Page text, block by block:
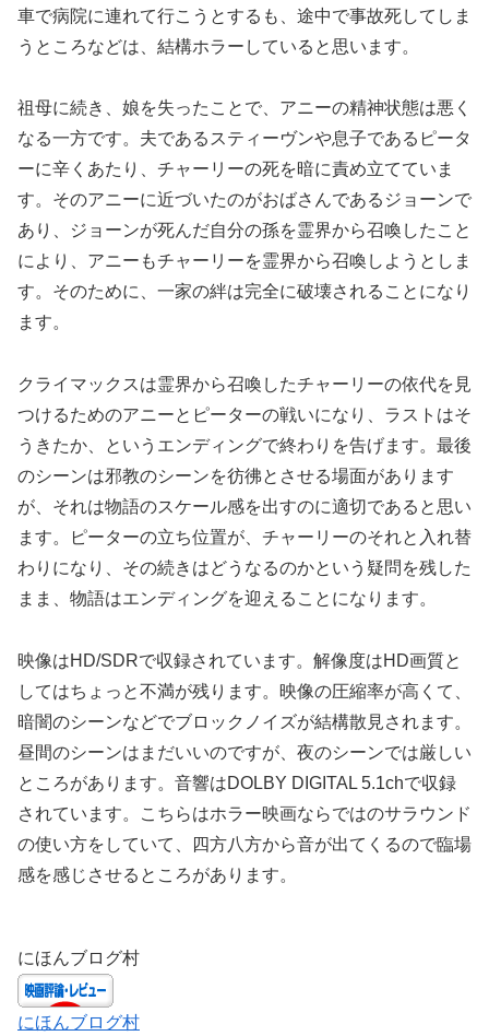
車で病院に連れて行こうとするも、途中で事故死してしま
うところなどは、結構ホラーしていると思います。
祖母に続き、娘を失ったことで、アニーの精神状態は悪く
なる一方です。夫であるスティーヴンや息子であるピータ
ーに辛くあたり、チャーリーの死を暗に責め立てていま
す。そのアニーに近づいたのがおばさんであるジョーンで
あり、ジョーンが死んだ自分の孫を霊界から召喚したこと
により、アニーもチャーリーを霊界から召喚しようとしま
す。そのために、一家の絆は完全に破壊されることになり
ます。
クライマックスは霊界から召喚したチャーリーの依代を見
つけるためのアニーとピーターの戦いになり、ラストはそ
うきたか、というエンディングで終わりを告げます。最後
のシーンは邪教のシーンを彷彿とさせる場面があります
が、それは物語のスケール感を出すのに適切であると思い
ます。ピーターの立ち位置が、チャーリーのそれと入れ替
わりになり、その続きはどうなるのかという疑問を残した
まま、物語はエンディングを迎えることになります。
映像はHD/SDRで収録されています。解像度はHD画質と
してはちょっと不満が残ります。映像の圧縮率が高くて、
暗闇のシーンなどでブロックノイズが結構散見されます。
昼間のシーンはまだいいのですが、夜のシーンでは厳しい
ところがあります。音響はDOLBY DIGITAL 5.1chで収録
されています。こちらはホラー映画ならではのサラウンド
の使い方をしていて、四方八方から音が出てくるので臨場
感を感じさせるところがあります。
にほんブログ村
にほんブログ村